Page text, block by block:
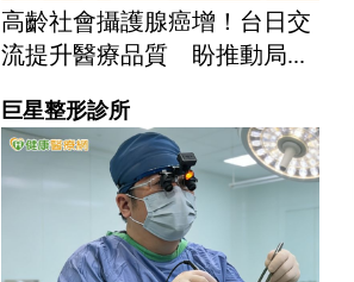
高齡社會攝護腺癌增！台日交
流提升醫療品質 盼推動局...
巨星整形診所